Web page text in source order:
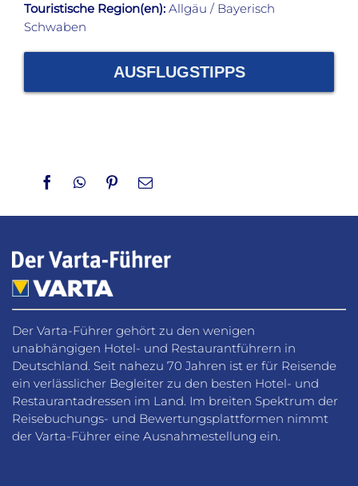
Touristische Region(en): Allgäu / Bayerisch
Schwaben
AUSFLUGSTIPPS
FacebookWhatsApp
PinterestEmail
Der Varta-Führer gehört zu den wenigen
unabhängigen Hotel- und Restaurantführern in
Deutschland. Seit nahezu 70 Jahren ist er für Reisende
ein verlässlicher Begleiter zu den besten Hotel- und
Restaurantadressen im Land. Im breiten Spektrum der
Reisebuchungs- und Bewertungsplattformen nimmt
der Varta-Führer eine Ausnahmestellung ein.